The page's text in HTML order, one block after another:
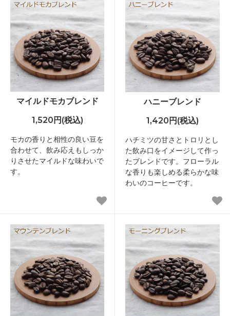
マイルドモカブレンド
1,520円(税込)
モカの香りと相性の良い豆を
合わせて、飲み応えもしっか
りさせたマイルドな味わいで
す。
ハニーブレンド
1,420円(税込)
ハチミツの甘さとトロリとし
た飲み口をイメージして作っ
たブレンドです。フローラル
な香りも楽しめる柔らかな味
わいのコーヒーです。